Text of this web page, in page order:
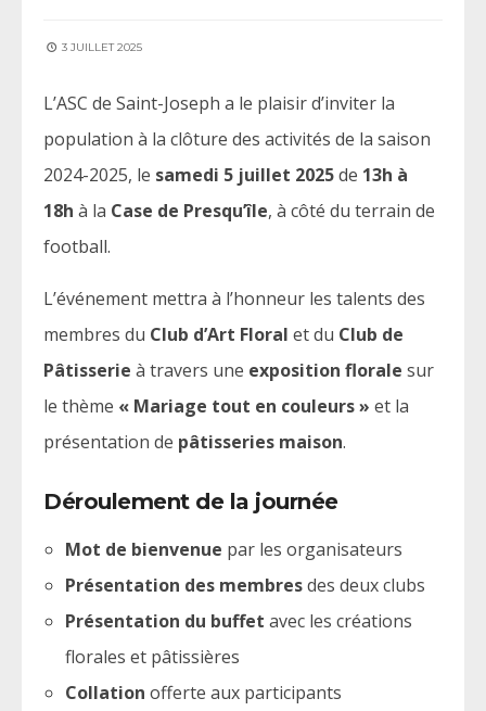
3 JUILLET 2025
L’ASC de Saint-Joseph a le plaisir d’inviter la
population à la clôture des activités de la saison
2024-2025, le samedi 5 juillet 2025de 13h à
18h à la Case de Presqu’île, à côté du terrain de
football.
L’événement mettra à l’honneur les talents des
membres du Club d’Art Floral et du Club de
Pâtisserie à travers une exposition florale sur
le thème « Mariage tout en couleurs » et la
présentation de pâtisseries maison.
Déroulement de la journée
Mot de bienvenue par les organisateurs
Présentation des membresdes deux clubs
Présentation du buffet avec les créations
florales et pâtissières
Collation offerte aux participants